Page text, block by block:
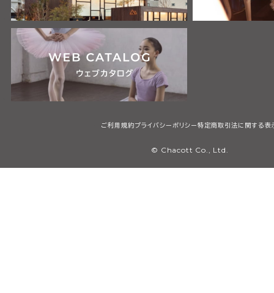
ご利用規約プライバシーポリシー特定商取引法に関する表
© Chacott Co., Ltd.